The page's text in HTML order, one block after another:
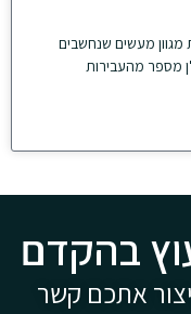
מגוון מעשים שנחשבים
מספר מהעבירות
בהקדם
אתכם קשר